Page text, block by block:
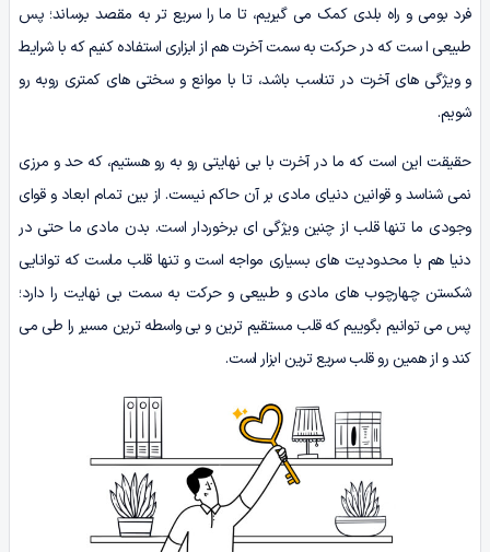
فرد بومی و راه بلدی کمک می گیریم، تا ما را سریع تر به مقصد برساند؛ پس
طبیعی ا ست که در حرکت به سمت آخرت هم از ابزاری استفاده کنیم که با شرایط
و ویژگی های آخرت در تناسب باشد، تا با موانع و سختی های کمتری روبه رو
شویم.
حقیقت این است که ما در آخرت با بی نهایتی رو به رو هستیم، که حد و مرزی
نمی شناسد و قوانین دنیای مادی بر آن حاکم نیست. از بین تمام ابعاد و قوای
وجودی ما تنها قلب از چنین ویژگی ای برخوردار است. بدن مادی ما حتی در
دنیا هم با محدودیت های بسیاری مواجه است و تنها قلب ماست که توانایی
شکستن چهارچوب های مادی و طبیعی و حرکت به سمت بی نهایت را دارد؛
پس می توانیم بگوییم که قلب مستقیم ترین و بی واسطه ترین مسیر را طی می
کند و از همین رو قلب سریع ترین ابزار است.